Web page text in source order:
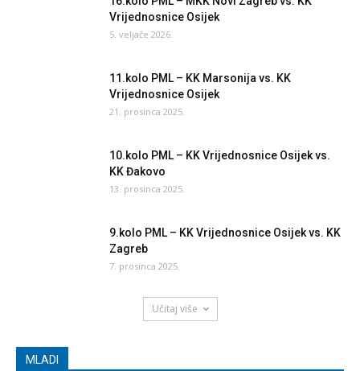
Vrijednosnice Osijek
5. veljače 2026.
11.kolo PML – KK Marsonija vs. KK
Vrijednosnice Osijek
21. prosinca 2025.
10.kolo PML – KK Vrijednosnice Osijek vs.
KK Đakovo
13. prosinca 2025.
9.kolo PML – KK Vrijednosnice Osijek vs. KK
Zagreb
7. prosinca 2025.
Učitaj više
MLADI